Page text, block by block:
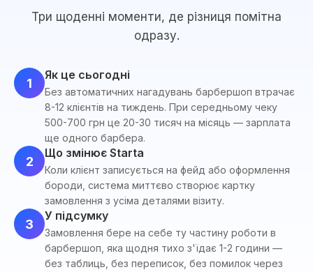
Три щоденні моменти, де різниця помітна
одразу.
1
Як це сьогодні
Без автоматичних нагадувань барбершоп втрачає
8-12 клієнтів на тиждень. При середньому чеку
500-700 грн це 20-30 тисяч на місяць — зарплата
ще одного барбера.
2
Що змінює Starta
Коли клієнт записується на фейд або оформлення
бороди, система миттєво створює картку
замовлення з усіма деталями візиту.
3
У підсумку
Замовлення бере на себе ту частину роботи в
барбершоп, яка щодня тихо з'їдає 1-2 години —
без таблиць, без переписок, без помилок через